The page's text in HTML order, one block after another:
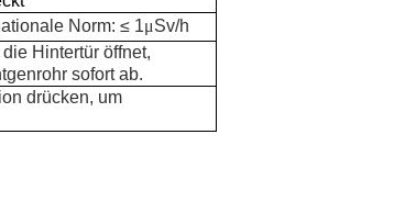
Norm: ≤ 1μSv/h
Hintertür öffnet,
sofort ab.
drücken, um